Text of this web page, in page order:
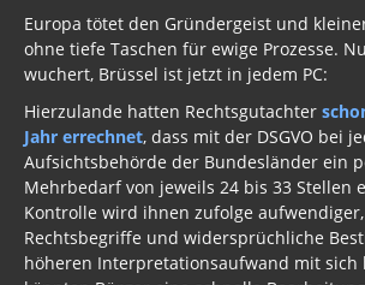
Europa tötet den Gründergeist und
ohne tiefe Taschen für ewige Prozesse.
wuchert, Brüssel ist jetzt in jedem PC:
Hierzulande hatten Rechtsgutachter
Jahr errechnet, dass mit der DSGVO bei
Aufsichtsbehörde der Bundesländer ein
Mehrbedarf von jeweils 24 bis 33 Stellen
Kontrolle wird ihnen zufolge
Rechtsbegriffe und widersprüchliche
höheren Interpretationsaufwand mit sich